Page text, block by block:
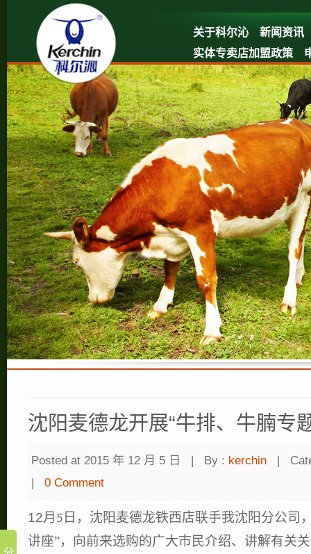
关于科尔沁
新闻资讯
实体专卖店加盟政策
沈阳麦德龙开展“牛排、牛腩专
Posted at 2015 年 12 月 5 日 | By : kerchin |
|
0 Comment
12月 5 日，沈阳麦德龙铁西店联手我沈阳分公司
讲座”，向前来选购的广大市民介绍、讲解有关